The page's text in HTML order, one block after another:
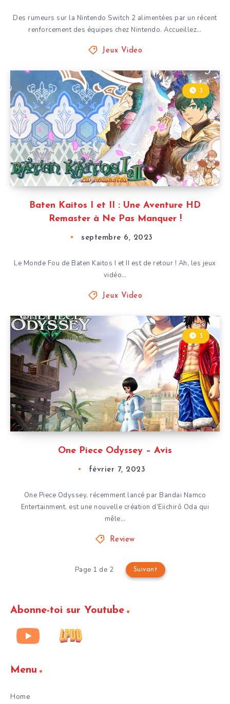
Des rumeurs sur la Nintendo Switch 2 alimentées par un récent
renforcement des équipes chez Nintendo. Accueillez…
Jeux Video
Baten Kaitos I et II : Une Aventure HD
Remaster à Ne Pas Manquer !
3
septembre 6, 2023
Le Monde Fou de Baten Kaitos I et II est de retour ! Ah, les jeux
vidéo…
Jeux Video
One Piece Odyssey – Avis
3
février 7, 2023
One Piece Odyssey, récemment lancé par Bandai Namco
Entertainment, est une nouvelle création d’Eiichirō Oda qui
mêle…
Review
Page 1 de 2 Suivant
Abonne-toi sur Youtube
Menu
Home